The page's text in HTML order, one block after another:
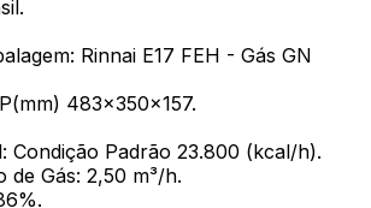
Rinnai E17 FEH - Gás GN
483x350x157.
Condição Padrão 23.800 (kcal/h).
de Gás: 2,50 m³/h.